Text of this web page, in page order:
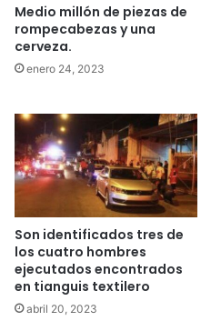
Medio millón de piezas de
rompecabezas y una
cerveza.
enero 24, 2023
Son identificados tres de
los cuatro hombres
ejecutados encontrados
en tianguis textilero
abril 20, 2023